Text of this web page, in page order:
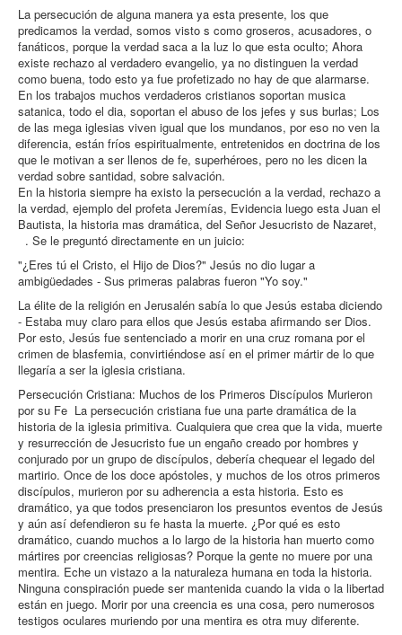
La persecución de alguna manera ya esta presente, los que
predicamos la verdad, somos visto s como groseros, acusadores, o
fanáticos, porque la verdad saca a la luz lo que esta oculto; Ahora
existe rechazo al verdadero evangelio, ya no distinguen la verdad
como buena, todo esto ya fue profetizado no hay de que alarmarse.
En los trabajos muchos verdaderos cristianos soportan musica
satanica, todo el dia, soportan el abuso de los jefes y sus burlas; Los
de las mega iglesias viven igual que los mundanos, por eso no ven la
diferencia, están fríos espiritualmente, entretenidos en doctrina de los
que le motivan a ser llenos de fe, superhéroes, pero no les dicen la
verdad sobre santidad, sobre salvación.
En la historia siempre ha existo la persecución a la verdad, rechazo a
la verdad, ejemplo del profeta Jeremías, Evidencia luego esta Juan el
Bautista, la historia mas dramática, del Señor Jesucristo de Nazaret,
. Se le preguntó directamente en un juicio:
"¿Eres tú el Cristo, el Hijo de Dios?" Jesús no dio lugar a
ambigüedades - Sus primeras palabras fueron "Yo soy."
La élite de la religión en Jerusalén sabía lo que Jesús estaba diciendo
- Estaba muy claro para ellos que Jesús estaba afirmando ser Dios.
Por esto, Jesús fue sentenciado a morir en una cruz romana por el
crimen de blasfemia, convirtiéndose así en el primer mártir de lo que
llegaría a ser la iglesia cristiana.
Persecución Cristiana: Muchos de los Primeros Discípulos Murieron
por su Fe La persecución cristiana fue una parte dramática de la
historia de la iglesia primitiva. Cualquiera que crea que la vida, muerte
y resurrección de Jesucristo fue un engaño creado por hombres y
conjurado por un grupo de discípulos, debería chequear el legado del
martirio. Once de los doce apóstoles, y muchos de los otros primeros
discípulos, murieron por su adherencia a esta historia. Esto es
dramático, ya que todos presenciaron los presuntos eventos de Jesús
y aún así defendieron su fe hasta la muerte. ¿Por qué es esto
dramático, cuando muchos a lo largo de la historia han muerto como
mártires por creencias religiosas? Porque la gente no muere por una
mentira. Eche un vistazo a la naturaleza humana en toda la historia.
Ninguna conspiración puede ser mantenida cuando la vida o la libertad
están en juego. Morir por una creencia es una cosa, pero numerosos
testigos oculares muriendo por una mentira es otra muy diferente.